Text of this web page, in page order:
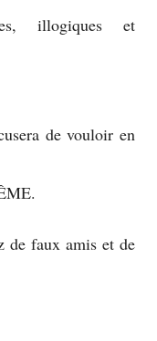
illogiques et
de vouloir en
de faux amis et de